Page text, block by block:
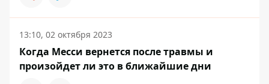
13:10, 02 октября 2023
Когда Месси вернется после травмы и
произойдет ли это в ближайшие дни